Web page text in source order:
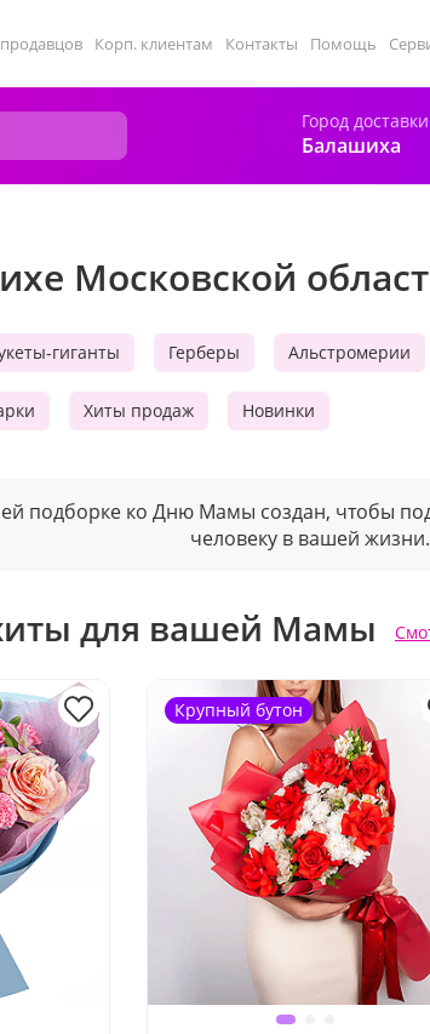
Корп. клиентам Контакты Помощь
Город доставки
Балашиха
Московской
гиганты Герберы Альстромерии
Хиты продаж Новинки
подборке ко Дню Мамы создан, чтобы
человеку в вашей жизни.
для вашей Мамы
Крупный бутон